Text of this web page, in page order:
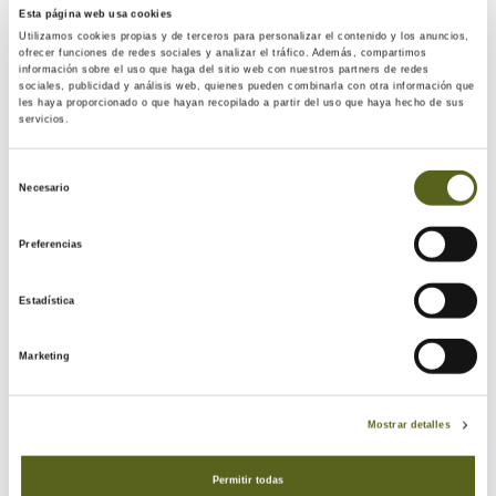
Esta página web usa cookies
Utilizamos cookies propias y de terceros para personalizar el contenido y los anuncios,
ofrecer funciones de redes sociales y analizar el tráfico. Además, compartimos
información sobre el uso que haga del sitio web con nuestros partners de redes
sociales, publicidad y análisis web, quienes pueden combinarla con otra información que
les haya proporcionado o que hayan recopilado a partir del uso que haya hecho de sus
servicios.
Necesario
Preferencias
Estadística
Marketing
Mostrar detalles
Permitir todas